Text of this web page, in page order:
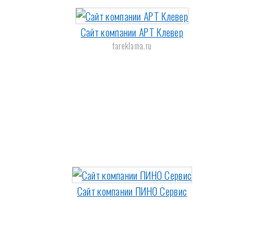
Сайт компании АРТ Клевер
tareklama.ru
Сайт компании ПИНО Сервис